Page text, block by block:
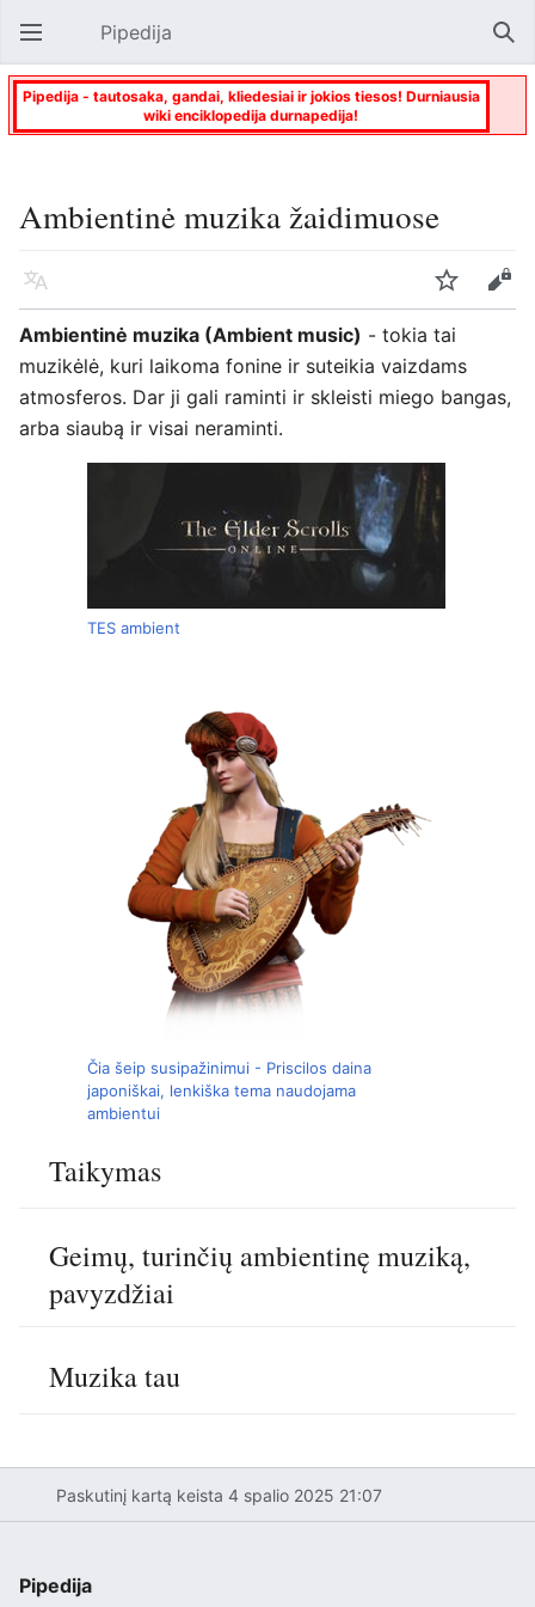
Atverti pagrindinį meniu Pipedija
Pipedija - tautosaka, gandai, kliedesiai ir jokios tiesos! Durniausia
wiki enciklopedija durnapedija!
Ambientinė muzika žaidimuose
Kalba Stebėti
Keisti
Ambientinė muzika (Ambient music) - tokia tai
muzikėlė, kuri laikoma fonine ir suteikia vaizdams
atmosferos. Dar ji gali raminti ir skleisti miego bangas,
arba siaubą ir visai neraminti.
TES ambient
Čia šeip susipažinimui - Priscilos daina
japoniškai, lenkiška tema naudojama
ambientui
Taikymas
Geimų, turinčių ambientinę muziką,
pavyzdžiai
Muzika tau
Paskutinį kartą keista 4 spalio 2025 21:07
Pipedija